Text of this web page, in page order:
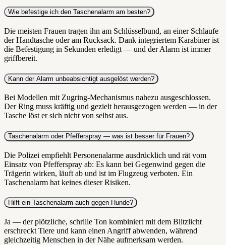
Wie befestige ich den Taschenalarm am besten?
Die meisten Frauen tragen ihn am Schlüsselbund, an einer Schlaufe
der Handtasche oder am Rucksack. Dank integriertem Karabiner ist
die Befestigung in Sekunden erledigt — und der Alarm ist immer
griffbereit.
Kann der Alarm unbeabsichtigt ausgelöst werden?
Bei Modellen mit Zugring-Mechanismus nahezu ausgeschlossen.
Der Ring muss kräftig und gezielt herausgezogen werden — in der
Tasche löst er sich nicht von selbst aus.
Taschenalarm oder Pfefferspray — was ist besser für Frauen?
Die Polizei empfiehlt Personenalarme ausdrücklich und rät vom
Einsatz von Pfefferspray ab: Es kann bei Gegenwind gegen die
Trägerin wirken, läuft ab und ist im Flugzeug verboten. Ein
Taschenalarm hat keines dieser Risiken.
Hilft ein Taschenalarm auch gegen Hunde?
Ja — der plötzliche, schrille Ton kombiniert mit dem Blitzlicht
erschreckt Tiere und kann einen Angriff abwenden, während
gleichzeitig Menschen in der Nähe aufmerksam werden.